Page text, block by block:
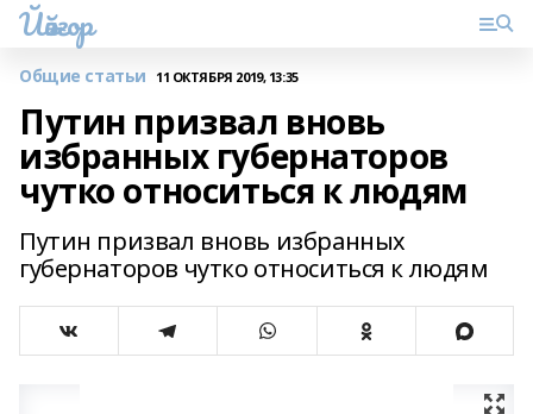
Йәйғор
Общие статьи 11 ОКТЯБРЯ 2019, 13:35
Путин призвал вновь
избранных губернаторов
чутко относиться к людям
Путин призвал вновь избранных
губернаторов чутко относиться к людям